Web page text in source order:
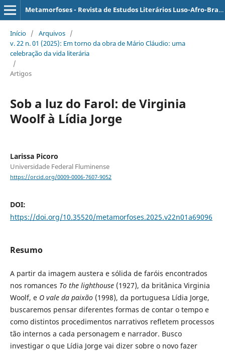
Metamorfoses - Revista de Estudos Literários Luso-Afro-Brasileiros
Início / Arquivos /
v. 22 n. 01 (2025): Em torno da obra de Mário Cláudio: uma
celebração da vida literária
/
Artigos
Sob a luz do Farol: de Virginia
Woolf à Lídia Jorge
Larissa Picoro
Universidade Federal Fluminense
https://orcid.org/0009-0006-7607-9052
DOI:
https://doi.org/10.35520/metamorfoses.2025.v22n01a69096
Resumo
A partir da imagem austera e sólida de faróis encontrados
nos romances To the lighthouse(1927), da britânica Virginia
Woolf, e O vale da paixão(1998), da portuguesa Lídia Jorge,
buscaremos pensar diferentes formas de contar o tempo e
como distintos procedimentos narrativos refletem processos
tão internos a cada personagem e narrador. Busco
investigar o que Lídia Jorge vai dizer sobre o novo fazer